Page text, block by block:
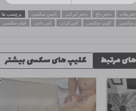
برچسب ها باسن سکسی دختر ایرانی دختر داغ هات
فیلم سکسی
کس دادن کس کردن کلیپ سکسی سکسی
مرتبط کلیپ های سکسی بیشتر